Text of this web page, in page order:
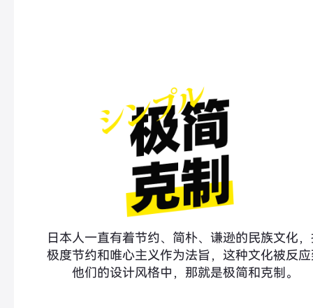
日本人一直有着节约、简朴、谦逊的民族文化
极度节约和唯心主义作为法旨，这种文化被反
他们的设计风格中，那就是极简和克制。